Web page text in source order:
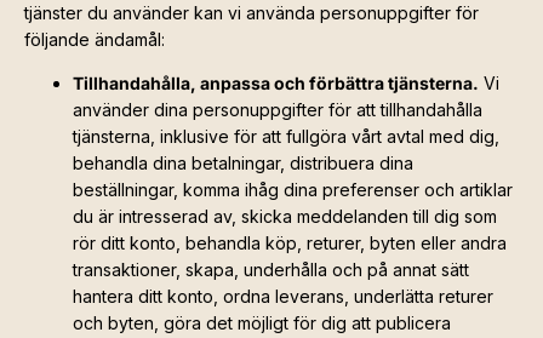
tjänster du använder kan vi använda personuppgifter för
följande ändamål:
Tillhandahålla, anpassa och förbättra tjänsterna. Vi
använder dina personuppgifter för att tillhandahålla
tjänsterna, inklusive för att fullgöra vårt avtal med dig,
behandla dina betalningar, distribuera dina
beställningar, komma ihåg dina preferenser och artiklar
du är intresserad av, skicka meddelanden till dig som
rör ditt konto, behandla köp, returer, byten eller andra
transaktioner, skapa, underhålla och på annat sätt
hantera ditt konto, ordna leverans, underlätta returer
och byten, göra det möjligt för dig att publicera